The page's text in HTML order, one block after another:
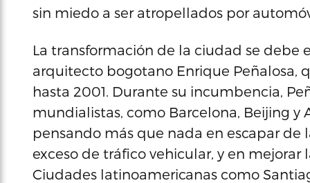
sin miedo a ser atropellados por
La transformación de la ciudad se debe
arquitecto bogotano Enrique Peñalosa,
hasta 2001. Durante su incumbencia,
mundialistas, como Barcelona, Beijing y
pensando más que nada en escapar de
exceso de tráfico vehicular, y en
Ciudades latinoamericanas como